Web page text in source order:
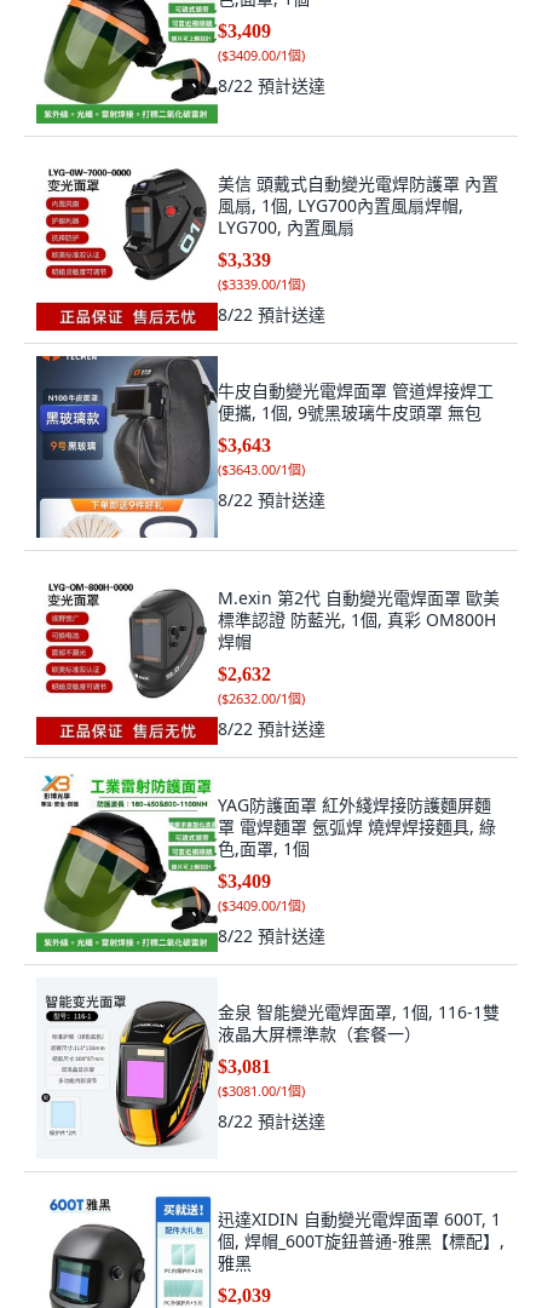
$3,409
($3409.00/1個)
8/22 預計送達
美信 頭戴式自動變光電焊防護罩 內置
風扇, 1個, LYG700內置風扇焊帽,
LYG700, 內置風扇
$3,339
($3339.00/1個)
8/22 預計送達
牛皮自動變光電焊面罩 管道焊接焊工
便攜, 1個, 9號黑玻璃牛皮頭罩 無包
$3,643
($3643.00/1個)
8/22 預計送達
M.exin 第2代 自動變光電焊面罩 歐美
標準認證 防藍光, 1個, 真彩 OM800H
焊帽
$2,632
($2632.00/1個)
8/22 預計送達
YAG防護面罩 紅外綫焊接防護麵屏麵
罩 電焊麵罩 氬弧焊 燒焊焊接麵具, 綠
色,面罩, 1個
$3,409
($3409.00/1個)
8/22 預計送達
金泉 智能變光電焊面罩, 1個, 116-1雙
液晶大屏標準款（套餐一）
$3,081
($3081.00/1個)
8/22 預計送達
迅達XIDIN 自動變光電焊面罩 600T, 1
個, 焊帽_600T旋鈕普通-雅黑【標配】,
雅黑
$2,039